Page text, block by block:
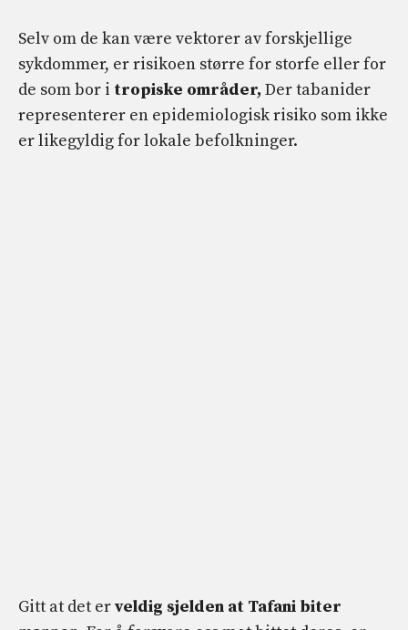
Selv om de kan være vektorer av forskjellige
sykdommer, er risikoen større for storfe eller for
de som bor i tropiske områder, Der tabanider
representerer en epidemiologisk risiko som ikke
er likegyldig for lokale befolkninger.
Gitt at det erveldig sjelden at Tafani biter